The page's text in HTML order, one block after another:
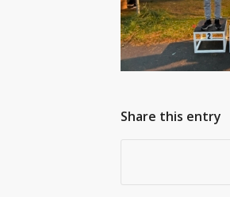
Share this entry